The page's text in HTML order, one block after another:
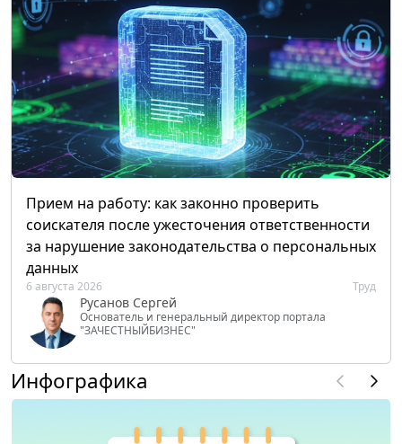
Прием на работу: как законно проверить
соискателя после ужесточения ответственности
за нарушение законодательства о персональных
данных
6 августа 2026 Труд
Русанов Сергей
Основатель и генеральный директор портала
"ЗАЧЕСТНЫЙБИЗНЕС"
Инфографика